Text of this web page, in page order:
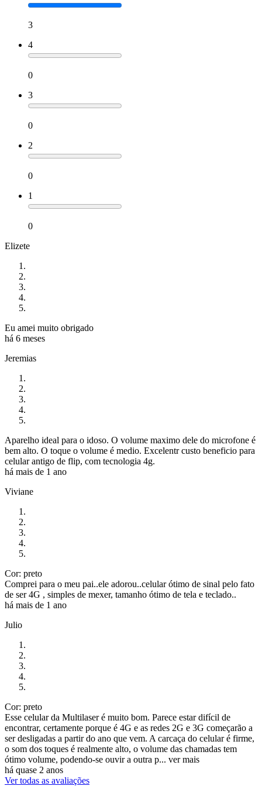
3
4
0
3
0
2
0
1
0
Elizete
Eu amei muito obrigado
há 6 meses
Jeremias
Aparelho ideal para o idoso. O volume maximo dele do microfone é
bem alto. O toque o volume é medio. Excelentr custo beneficio para
celular antigo de flip, com tecnologia 4g.
há mais de 1 ano
Viviane
Cor: preto
Comprei para o meu pai..ele adorou..celular ótimo de sinal pelo fato
de ser 4G , simples de mexer, tamanho ótimo de tela e teclado..
há mais de 1 ano
Julio
Cor: preto
Esse celular da Multilaser é muito bom. Parece estar difícil de
encontrar, certamente porque é 4G e as redes 2G e 3G começarão a
ser desligadas a partir do ano que vem. A carcaça do celular é firme,
o som dos toques é realmente alto, o volume das chamadas tem
ótimo volume, podendo-se ouvir a outra p... ver mais
há quase 2 anos
Ver todas as avaliações